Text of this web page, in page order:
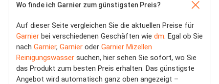
Wo finde ich Garnier zum günstigsten Preis?
Auf dieser Seite vergleichen Sie die aktuellen Preise für
Garnier bei verschiedenen Geschäften wie dm . Egal ob Sie
nach Garnier, Garnier oder Garnier Mizellen
Reinigungswasser suchen, hier sehen Sie sofort, wo Sie
das Produkt zum besten Preis erhalten. Das günstigste
Angebot wird automatisch ganz oben angezeigt –